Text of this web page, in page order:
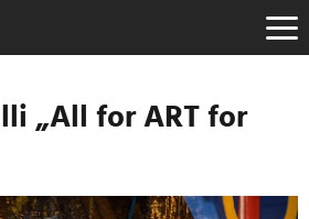
„All for ART for